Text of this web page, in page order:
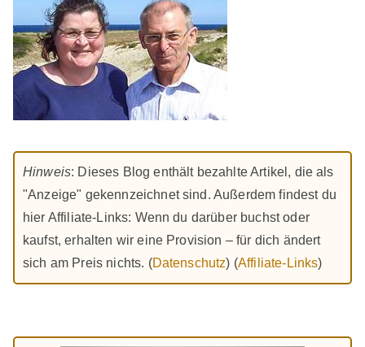
Hinweis: Dieses Blog enthält bezahlte Artikel, die als
"Anzeige" gekennzeichnet sind. Außerdem findest du
hier Affiliate-Links: Wenn du darüber buchst oder
kaufst, erhalten wir eine Provision – für dich ändert
sich am Preis nichts. (Datenschutz) (Affiliate-Links)